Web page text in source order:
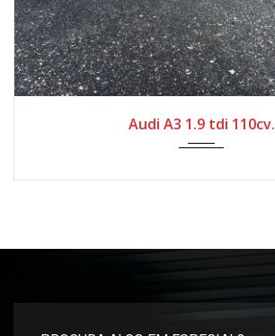
Audi A3 1.9 tdi 110cv.